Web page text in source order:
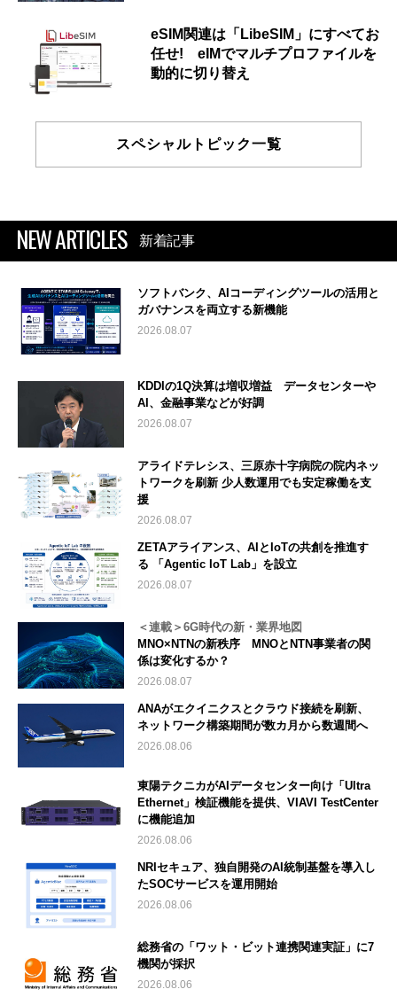
eSIM関連は「LibeSIM」にすべてお
任せ! eIMでマルチプロファイルを
動的に切り替え
スペシャルトピック一覧
NEW ARTICLES 新着記事
ソフトバンク、AIコーディングツールの活用と
ガバナンスを両立する新機能
2026.08.07
KDDIの1Q決算は増収増益 データセンターや
AI、金融事業などが好調
2026.08.07
アライドテレシス、三原赤十字病院の院内ネッ
トワークを刷新 少人数運用でも安定稼働を支
援
2026.08.07
ZETAアライアンス、AIとIoTの共創を推進す
る 「Agentic IoT Lab」を設立
2026.08.07
＜連載＞6G時代の新・業界地図
MNO×NTNの新秩序 MNOとNTN事業者の関
係は変化するか？
2026.08.07
ANAがエクイニクスとクラウド接続を刷新、
ネットワーク構築期間が数カ月から数週間へ
2026.08.06
東陽テクニカがAIデータセンター向け「Ultra
Ethernet」検証機能を提供、VIAVI TestCenter
に機能追加
2026.08.06
NRIセキュア、独自開発のAI統制基盤を導入し
たSOCサービスを運用開始
2026.08.06
総務省の「ワット・ビット連携関連実証」に7
機関が採択
2026.08.06